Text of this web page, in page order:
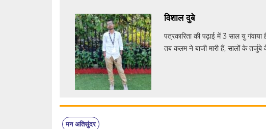
विशाल दुबे
पत्रकारिता की पढ़ाई में 3 साल यु
तब कलम ने बाजी मारी हैं, सालों के तर्जुबे
मन अतिसुंदर